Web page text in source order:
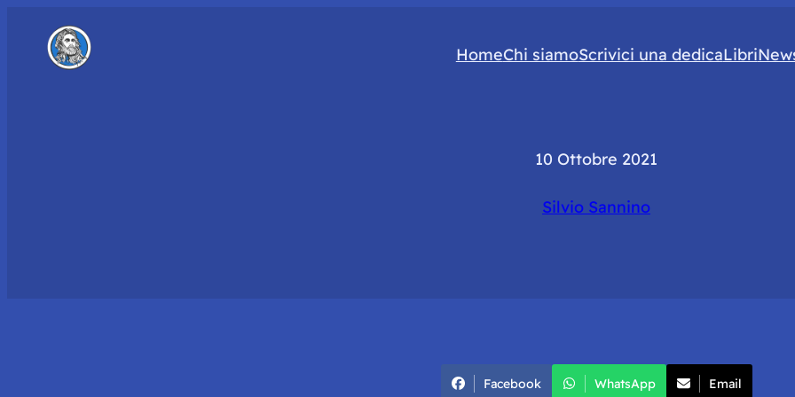
HomeChi siamoScrivici una dedicaLibri
10 Ottobre 2021
Silvio Sannino
Facebook WhatsApp Email